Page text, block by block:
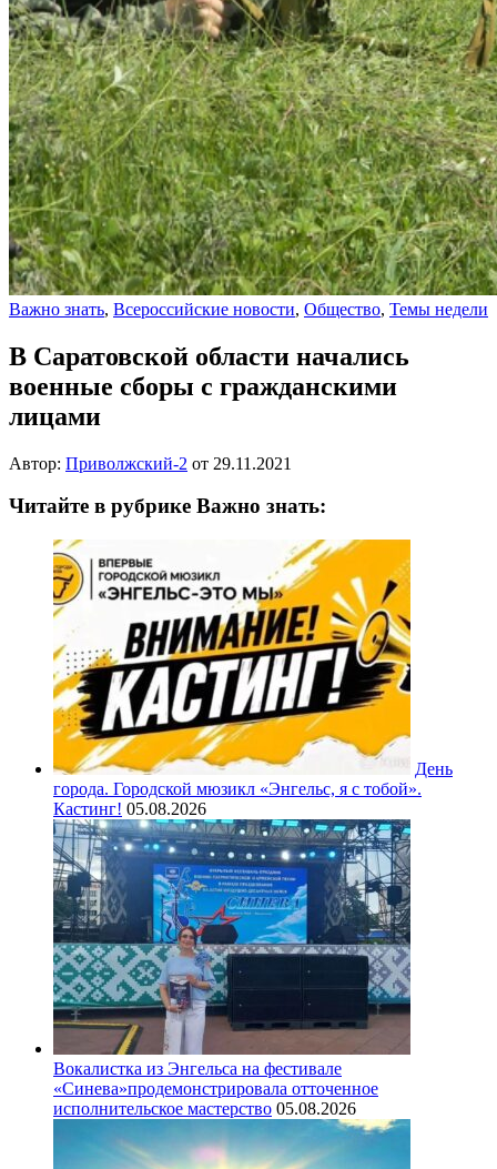
Важно знать, Всероссийские новости, Общество, Темы недели
В Саратовской области начались
военные сборы с гражданскими
лицами
Автор: Приволжский-2 от 29.11.2021
Читайте в рубрике Важно знать:
День
города. Городской мюзикл «Энгельс, я с тобой».
Кастинг! 05.08.2026
Вокалистка из Энгельса на фестивале
«Синева»продемонстрировала отточенное
исполнительское мастерство 05.08.2026